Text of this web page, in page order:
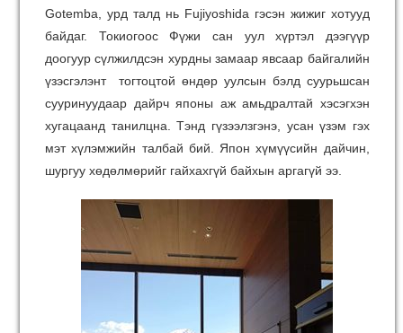
Gotemba, урд талд нь Fujiyoshida гэсэн жижиг хотууд
байдаг. Токиогоос Фүжи сан уул хүртэл дээгүүр
доогуур сүлжилдсэн хурдны замаар явсаар байгалийн
үзэсгэлэнт тогтоцтой өндөр уулсын бэлд суурьшсан
сууринуудаар дайрч японы аж амьдралтай хэсэгхэн
хугацаанд танилцна. Тэнд гүзээлзгэнэ, усан үзэм гэх
мэт хүлэмжийн талбай бий. Япон хүмүүсийн дайчин,
шургуу хөдөлмөрийг гайхахгүй байхын аргагүй ээ.